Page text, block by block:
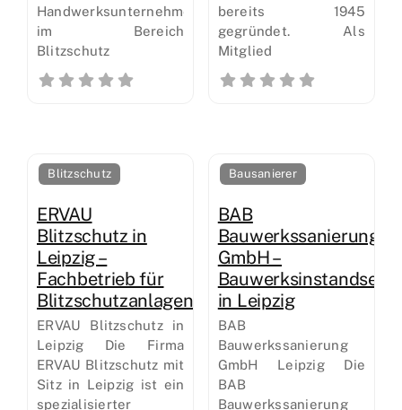
Handwerksunternehmen
im Bereich
Blitzschutz
bereits 1945
gegründet. Als
Mitglied
Blitzschutz
ERVAU
Blitzschutz in
Leipzig –
Fachbetrieb für
Blitzschutzanlagen
ERVAU Blitzschutz in
Leipzig Die Firma
ERVAU Blitzschutz mit
Sitz in Leipzig ist ein
spezialisierter
Bausanierer
BAB
Bauwerkssanierung
GmbH –
in Leipzig
BAB
Bauwerkssanierung
GmbH Leipzig Die
BAB
Bauwerkssanierung